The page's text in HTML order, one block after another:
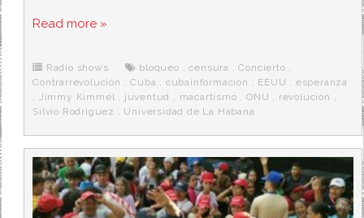
e
o
k
t
r
d
e
r
a
Read more »
Radio shows bloqueo ,censura ,Concierto ,
Contrarrevolución ,Cuba , cubainformacion , EEUU , esperanza
, Jimmy Kimmel , juventud , macartismo ,ONU , revolución ,
Silvio Rodríguez , Universidad de La Habana